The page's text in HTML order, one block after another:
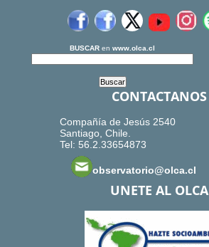
BUSCAR en www.olca.cl
CONTACTANOS
Compañía de Jesús 2540
Santiago, Chile.
Tel: 56.2.33654873
observatorio@olca.cl
UNETE AL OLCA